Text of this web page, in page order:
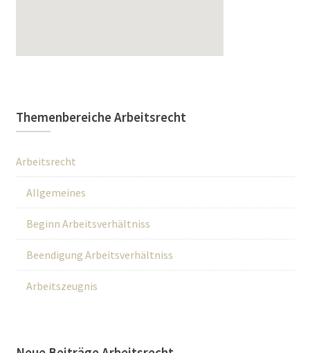
Themenbereiche Arbeitsrecht
Arbeitsrecht
Allgemeines
Beginn Arbeitsverhältniss
Beendigung Arbeitsverhältniss
Arbeitszeugnis